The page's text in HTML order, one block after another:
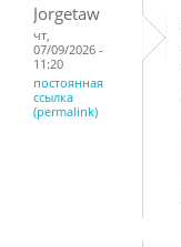
Jorgetaw
чт,
07/09/2026 -
11:20
постоянная
ссылка
(permalink)